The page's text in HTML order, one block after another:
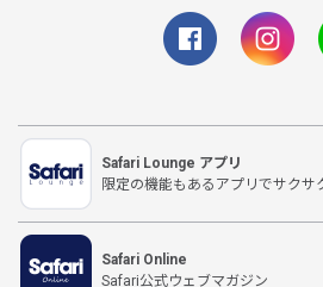
Safari Lounge アプリ
限定の機能もあるアプリでサクサ
Safari Online
Safari公式ウェブマガジン